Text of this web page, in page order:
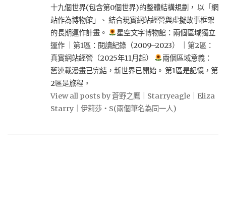
十九個世界(包含第0個世界)的整體結構規劃， 以「網
站作為博物館」、 結合現實網站經營與虛擬故事框架
的長期運作計畫。
星空文字博物館：兩個區域獨立
運作 ｜第1區：閱讀紀錄（2009–2023） ｜第2區：
真實網站經營（2025年11月起）
兩個區域意義：
舊連載漫畫已完結，新世界已開始。 第1區是記憶，第
2區是旅程。
View all posts by 蒼野之鷹｜Starryeagle｜Eliza
Starry｜伊莉莎・S(兩個筆名為同一人)